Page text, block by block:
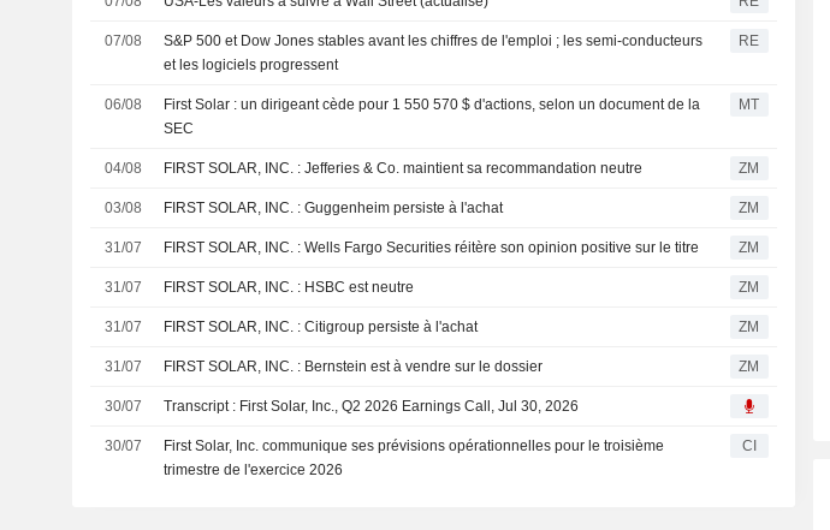
07/08
S&P 500 et Dow Jones stables avant les chiffres de l'emploi ; les semi-conducteurs
et les logiciels progressent
RE
06/08
First Solar : un dirigeant cède pour 1 550 570 $ d'actions, selon un document de la
SEC
MT
04/08 FIRST SOLAR, INC. : Jefferies & Co. maintient sa recommandation neutre ZM
03/08 FIRST SOLAR, INC. : Guggenheim persiste à l'achat ZM
31/07 FIRST SOLAR, INC. : Wells Fargo Securities réitère son opinion positive sur le titre ZM
31/07 FIRST SOLAR, INC. : HSBC est neutre ZM
31/07 FIRST SOLAR, INC. : Citigroup persiste à l'achat ZM
31/07 FIRST SOLAR, INC. : Bernstein est à vendre sur le dossier ZM
30/07 Transcript : First Solar, Inc., Q2 2026 Earnings Call, Jul 30, 2026
30/07
First Solar, Inc. communique ses prévisions opérationnelles pour le troisième
trimestre de l'exercice 2026
CI